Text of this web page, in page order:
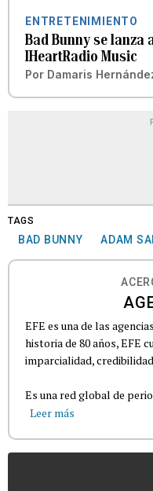
ENTRETENIMIENTO
Bad Bunny se lanza
IHeartRadio Music
Por Damaris
TAGS
BAD BUNNY ADAM
EFE es una de las
historia de 80 años, EFE
imparcialidad,
Es una red global de
Leer más